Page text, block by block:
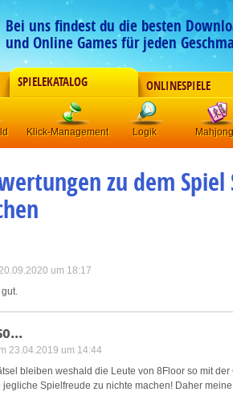
Bei uns findest du die besten
und Online Games für jeden
SPIELEKATALOG ONLINESPIELE
Klick-Management Logik Mahjong
zu dem
um 18:17
23.04.2019 um 14:44
bleiben weshald die Leute von 8Floor so mit
Spielfreude zu nichte machen! Daher